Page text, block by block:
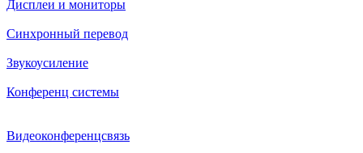
Дисплеи и мониторы
Синхронный перевод
Звукоусиление
Конференц системы
Видеоконференцсвязь